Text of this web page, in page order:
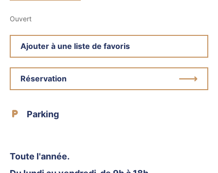
Ouvert
Ajouter à une liste de favoris
Réservation
Parking
Toute l'année.